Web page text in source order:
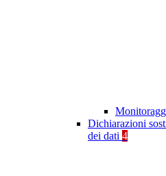
Dichiarazioni
dei dati 4